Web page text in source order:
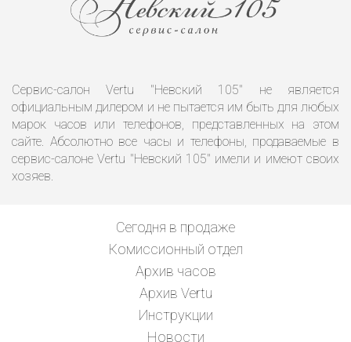
Сервис-салон Vertu "Невский 105" не является
официальным дилером и не пытается им быть для любых
марок часов или телефонов, представленных на этом
сайте. Абсолютно все часы и телефоны, продаваемые в
сервис-салоне Vertu "Невский 105" имели и имеют своих
хозяев.
Сегодня в продаже
Комиссионный отдел
Архив часов
Архив Vertu
Инструкции
Новости